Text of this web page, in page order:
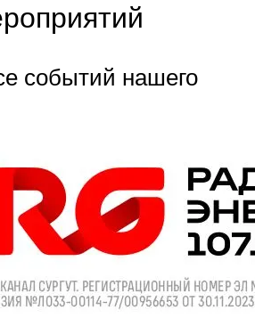
событий нашего